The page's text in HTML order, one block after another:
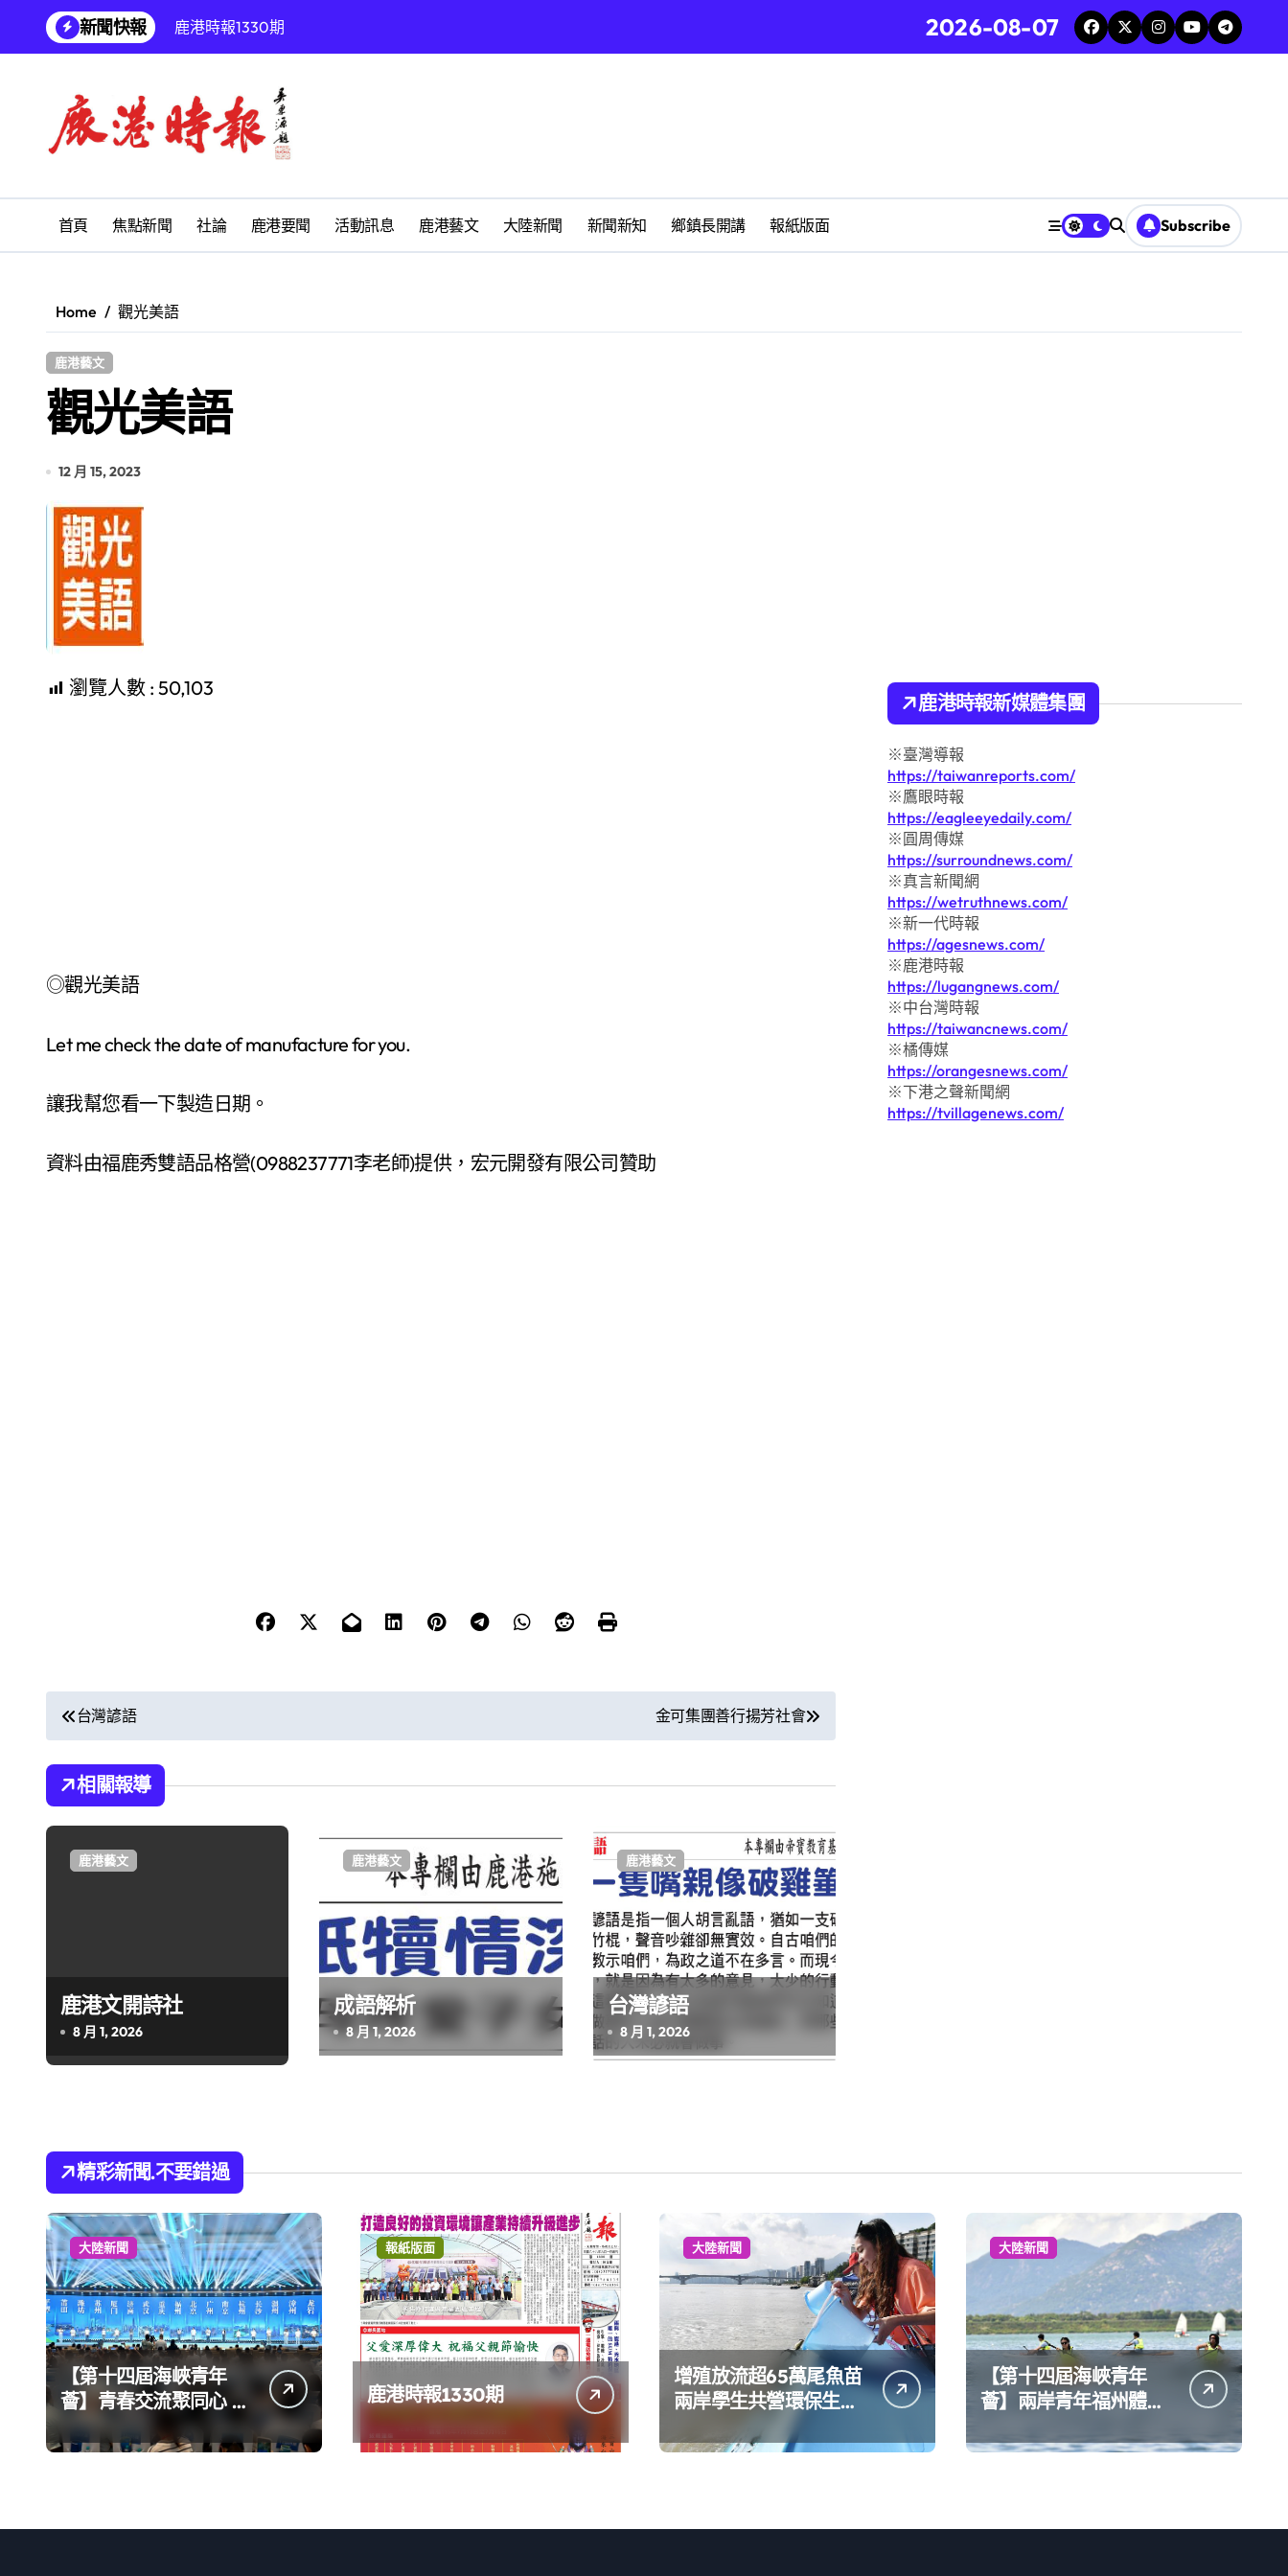
content
新聞快報
鹿港時報1330期
【第十四屆海峽青年薈】兩岸青年福州體驗水上運動
兩岸青年齊聚福州共話農文旅融合發展
彰化縣長青幸福卡功能再提升幸福彰化隨我走 一卡在手提供更完善及貼近生活的福利服務
為鰻魚產業注入活水 找回養殖業者的春天
SUM順興汽車
2026-08-07
首頁 焦點新聞 社論 鹿港要聞 活動訊息 鹿港藝文 大陸新聞 新聞新知 鄉鎮長開講 報紙版面 Subscribe
Home 觀光美語
鹿港藝文
觀光美語
12 月 15, 2023
瀏覽人數 : 50,103
◎觀光美語
Let me check the date of manufacture for you.
讓我幫您看一下製造日期。
資料由福鹿秀雙語品格營(0988237771李老師)提供，宏元開發有限公司贊助
文
章
導
覽
台灣諺語 金可集團善行揚芳社會
相關報導
鹿港藝文
鹿港文開詩社
8 月 1, 2026
鹿港藝文
成語解析
8 月 1, 2026
鹿港藝文
台灣諺語
8 月 1, 2026
鹿港時報新媒體集團
※臺灣導報
https://taiwanreports.com/
※鷹眼時報
https://eagleeyedaily.com/
※圓周傳媒
https://surroundnews.com/
※真言新聞網
https://wetruthnews.com/
※新一代時報
https://agesnews.com/
※鹿港時報
https://lugangnews.com/
※中台灣時報
https://taiwancnews.com/
※橘傳媒
https://orangesnews.com/
※下港之聲新聞網
https://tvillagenews.com/
精彩新聞.不要錯過
大陸新聞
【第十四屆海峽青年
薈】青春交流聚同心 攜
手融合共奮進
報紙版面
鹿港時報1330期
大陸新聞
增殖放流超65萬尾魚苗
兩岸學生共營環保生態
大陸新聞
【第十四屆海峽青年
薈】兩岸青年福州體驗